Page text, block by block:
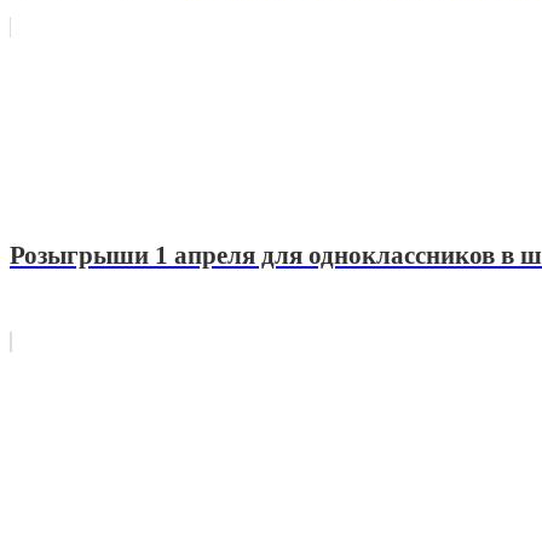
Розыгрыши 1 апреля для одноклассников в